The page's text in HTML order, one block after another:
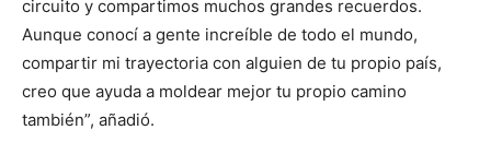
circuito y compartimos muchos grandes recuerdos.
Aunque conocí a gente increíble de todo el mundo,
compartir mi trayectoria con alguien de tu propio país,
creo que ayuda a moldear mejor tu propio camino
también”, añadió.